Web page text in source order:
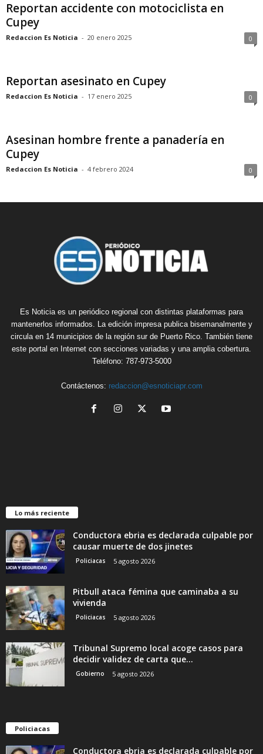
Reportan accidente con motociclista en
Cupey
Redaccion Es Noticia - 20 enero 2025 0
Reportan asesinato en Cupey
Redaccion Es Noticia - 17 enero 2025 0
Asesinan hombre frente a panadería en
Cupey
Redaccion Es Noticia - 4 febrero 2024 0
Es Noticia es un periódico regional con distintas plataformas para
mantenerlos informados. La edición impresa publica bisemanalmente y
circula en 14 municipios de la región sur de Puerto Rico. También tiene
este portal en Internet con secciones variadas y una amplia cobertura.
Teléfono: 787-973-5000
Contáctenos: redaccion@esnoticiapr.com
Lo más reciente
Conductora ebria es declarada culpable por
causar muerte de dos jinetes
Policiacas 5 agosto 2026
Pitbull ataca fémina que caminaba a su
vivienda
Policiacas 5 agosto 2026
Tribunal Supremo local acoge casos para
decidir validez de carta que...
Gobierno 5 agosto 2026
Policiacas
Conductora ebria es declarada culpable por